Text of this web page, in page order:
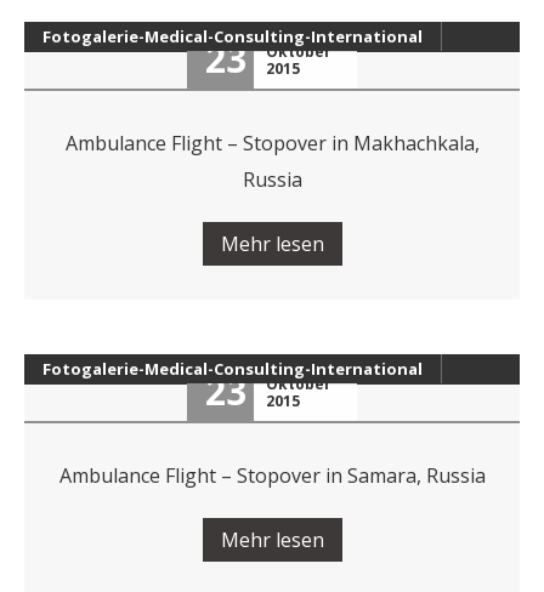
Fotogalerie-Medical-Consulting-International
23
Oktober
2015
Ambulance Flight – Stopover in Makhachkala,
Russia
Mehr lesen
Fotogalerie-Medical-Consulting-International
23
Oktober
2015
Ambulance Flight – Stopover in Samara, Russia
Mehr lesen